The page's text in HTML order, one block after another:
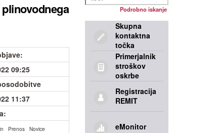
:
09:25
11:37
Prenos Novice
Podrobno iskanje
Skupna
kontaktna
točka
Primerjalnik
stroškov
oskrbe
Registracija
REMIT
eMonitor